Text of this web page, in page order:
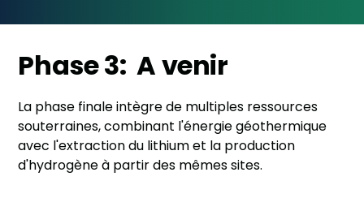
Phase 3: A venir
La phase finale intègre de multiples ressources
souterraines, combinant l'énergie géothermique
avec l'extraction du lithium et la production
d'hydrogène à partir des mêmes sites.